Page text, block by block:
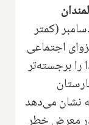
منتشر شده جدیدی که در ۱۳ دسامبر (کمتر
اجتماعی
را برجسته‌تر
نشان می‌دهد